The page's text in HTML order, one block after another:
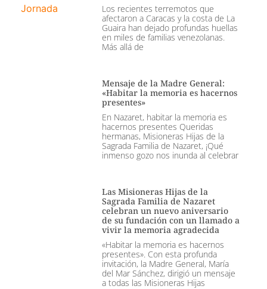
Los recientes terremotos que
afectaron a Caracas y la costa de La
Guaira han dejado profundas huellas
en miles de familias venezolanas.
Más allá de
Mensaje de la Madre General:
«Habitar la memoria es hacernos
presentes»
En Nazaret, habitar la memoria es
hacernos presentes Queridas
hermanas, Misioneras Hijas de la
Sagrada Familia de Nazaret, ¡Qué
inmenso gozo nos inunda al celebrar
Las Misioneras Hijas de la
Sagrada Familia de Nazaret
celebran un nuevo aniversario
de su fundación con un llamado a
vivir la memoria agradecida
«Habitar la memoria es hacernos
presentes». Con esta profunda
invitación, la Madre General, María
del Mar Sánchez, dirigió un mensaje
a todas las Misioneras Hijas